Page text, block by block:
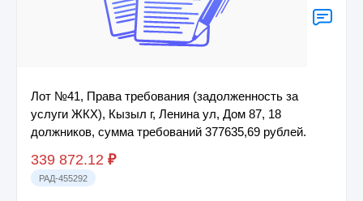
Лот №41, Права требования (задолженность за
услуги ЖКХ), Кызыл г, Ленина ул, Дом 87, 18
должников, сумма требований 377635,69 рублей.
339 872.12 ₽
РАД-455292